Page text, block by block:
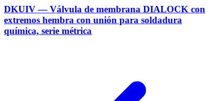
DKUIV — Válvula de membrana DIALOCK con
extremos hembra con unión para soldadura
química, serie métrica